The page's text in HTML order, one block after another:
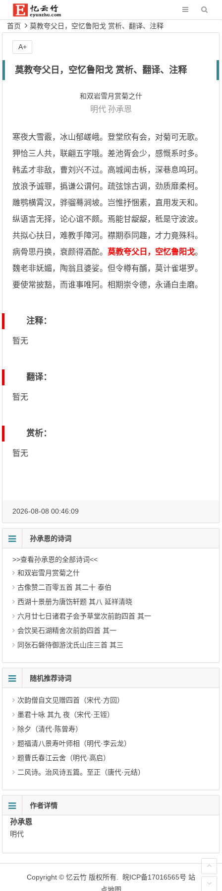
首页 莫教夸父日，空忆鲁阳戈 赏析、翻译、注释
莫教夸父日，空忆鲁阳戈 赏析、翻译、注释
和双岩雪月赏菊之什
明代 孙承恩
寒夜大雪霰，冰山郁嵯峨。登堂欣有会，对菊可无歌。
狎恰三人共，联翩五字哦。差池胥会少，感慨系时多。
韩孟才非敌，曹刘兴不过。高城闻击柝，深巷息鸣珂。
放浪予诚罪，撝谦公谓何。疏弦馀古调，劲质靡柔柯。
雕鹗横霄汉，骅骝蓦涧坡。岂惟抒悃素，直用发天和。
纵语言无择，论心谊不颇。焉能甘龊龊，秪是守波波。
共拟心扶日，难教手障河。襟期忝同趣，才力竟殊科。
病骨思丹换，衰颜得酒酡。 莫教夸父日，空忆鲁阳戈。
魏老非妩媚，陶翁且婆娑。但令樽有醑，莫计雀堪罗。
要使常披豁，而谁事唯阿。相期崇令德，永诵白圭磨。
注释：
暂无
翻译：
暂无
赏析：
暂无
A+
2026-08-08 00:46:09
孙承恩的诗词
>>查看孙承恩的全部诗词<<
和双岩雪月赏菊之什
古像赞二百零五首 其二十 泰伯
西湖十景册为唐饬轩题 其八 延祥清晓
六月廿七日诸君子会予草堂次前韵四首 其一
会饮吴石湖精舍次前韵四首 其一
同张石磐侍御游沈氏山庄三首 其三
随机推荐诗词
次韵僧自文见赠四首（宋代·方回）
墨君十咏 其九 夜（宋代·王铚）
除夕（清代·陈曾寿）
题福清八景寿叶师相（明代·李云龙）
题曹氏春江云舍（明代·高启）
二风诗。治风诗五篇。至正（唐代·元结）
作者详情
孙承恩
明代
Copyright © 忆云竹 版权所有. 皖ICP备17016565号 站